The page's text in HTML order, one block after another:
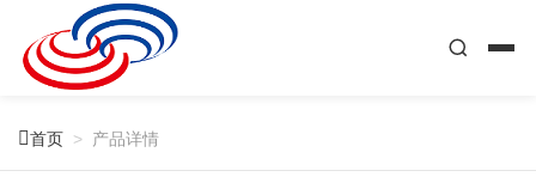
首页 > 产品详情